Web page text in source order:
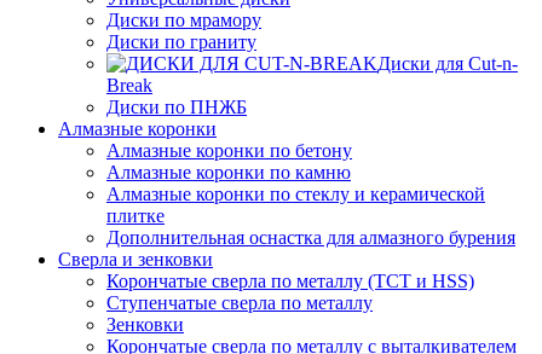
Диски по мрамору
Диски по граниту
Диски для Cut-n-
Break
Диски по ПНЖБ
Алмазные коронки
Алмазные коронки по бетону
Алмазные коронки по камню
Алмазные коронки по стеклу и керамической
плитке
Дополнительная оснастка для алмазного бурения
Сверла и зенковки
Корончатые сверла по металлу (TCT и HSS)
Ступенчатые сверла по металлу
Зенковки
Корончатые сверла по металлу c выталкивателем